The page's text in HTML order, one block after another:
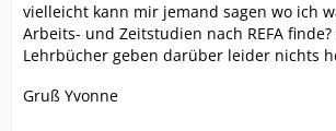
vielleicht kann mir jemand sagen wo ich
Arbeits- und Zeitstudien nach REFA
Lehrbücher geben darüber leider nichts
Gruß Yvonne